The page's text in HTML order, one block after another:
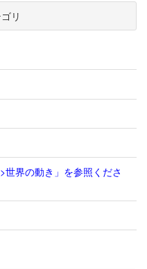
リ
界の動き」を参照くださ